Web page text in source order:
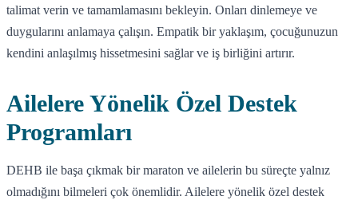
talimat verin ve tamamlamasını bekleyin. Onları dinlemeye ve
duygularını anlamaya çalışın. Empatik bir yaklaşım, çocuğunuzun
kendini anlaşılmış hissetmesini sağlar ve iş birliğini artırır.
Ailelere Yönelik Özel Destek
Programları
DEHB ile başa çıkmak bir maraton ve ailelerin bu süreçte yalnız
olmadığını bilmeleri çok önemlidir. Ailelere yönelik özel destek